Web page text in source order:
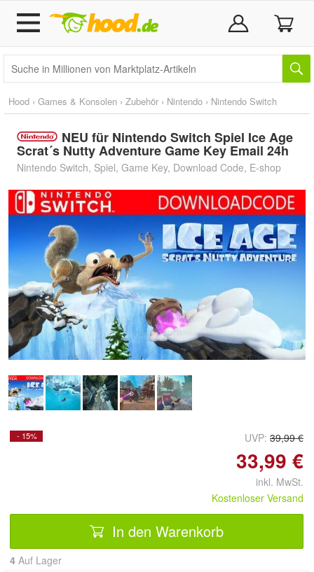
Hood › Games & Konsolen › Zubehör › Nintendo › Nintendo Switch
NEU für Nintendo Switch Spiel Ice Age
Scrat´s Nutty Adventure Game Key Email 24h
Nintendo Switch, Spiel, Game Key, Download Code, E-shop
Doppelt antippen zum
vergrößern
- 15% UVP: 39,99 €
33,99 €
inkl. MwSt.
Kostenloser Versand
In den Warenkorb
4 Auf Lager